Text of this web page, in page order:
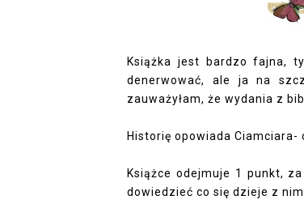
Książka jest bardzo fajna,
denerwować, ale ja na
zauważyłam, że wydania z
Historię opowiada Ciamciara-
Książce odejmuje 1 punkt,
dowiedzieć co się dzieje z